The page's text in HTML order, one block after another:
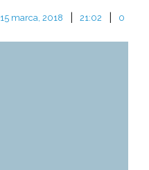
15 marca, 2018 21:02 0